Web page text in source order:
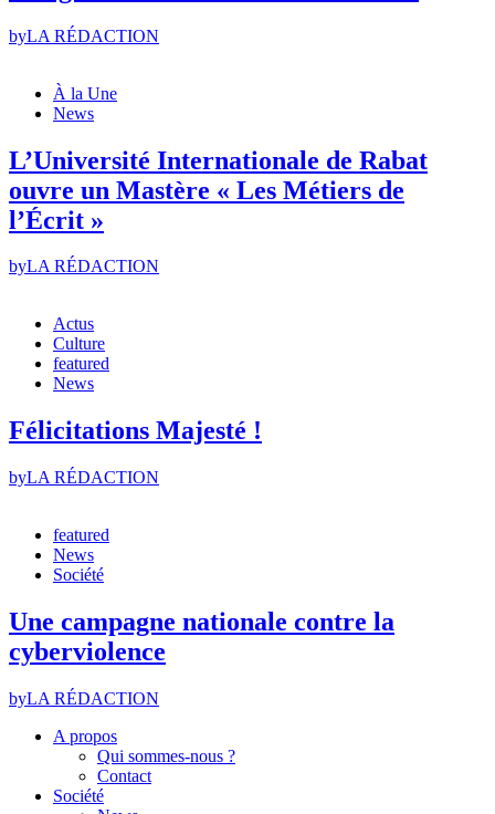
byLA RÉDACTION
À la Une
News
L’Université Internationale de Rabat
ouvre un Mastère « Les Métiers de
l’Écrit »
byLA RÉDACTION
Actus
Culture
featured
News
Félicitations Majesté !
byLA RÉDACTION
featured
News
Société
Une campagne nationale contre la
cyberviolence
byLA RÉDACTION
A propos
Qui sommes-nous ?
Contact
Société